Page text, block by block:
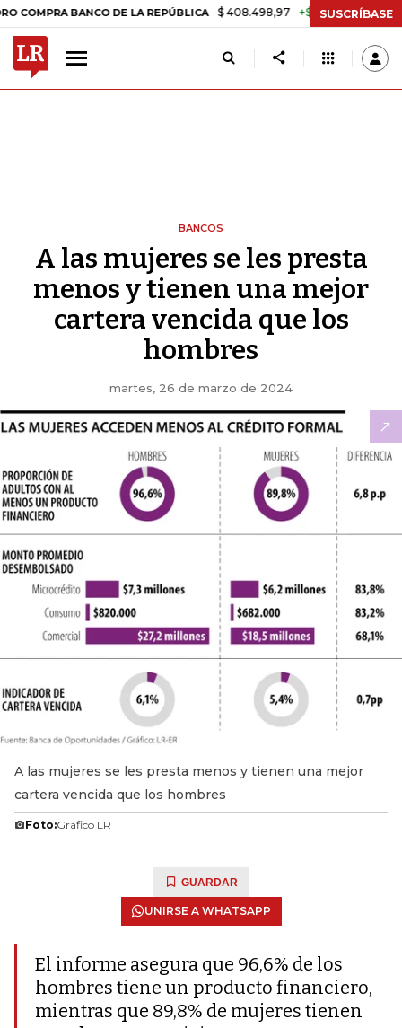
BANCO DE LA REPÚBLICA $ 408.498,97 +$ 8.753,81 +2,19%
SUSCRÍBASE
BANCOS
A las mujeres se les presta
menos y tienen una mejor
cartera vencida que los
hombres
martes, 26 de marzo de 2024
A las mujeres se les presta menos y tienen una mejor
cartera vencida que los hombres
Foto:Gráfico LR
GUARDAR
UNIRSE A WHATSAPP
El informe asegura que 96,6% de los
hombres tiene un producto financiero,
mientras que 89,8% de mujeres tienen